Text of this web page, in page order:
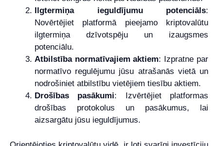
Ilgtermiņa ieguldījumu potenciāls:
Novērtējiet platformā pieejamo kriptovalūtu
ilgtermiņa dzīvotspēju un izaugsmes
potenciālu.
Atbilstība normatīvajiem aktiem: Izpratne par
normatīvo regulējumu jūsu atrašanās vietā un
nodrošiniet atbilstību vietējiem tiesību aktiem.
Drošības pasākumi: Izvērtējiet platformas
drošības protokolus un pasākumus, lai
aizsargātu jūsu ieguldījumus.